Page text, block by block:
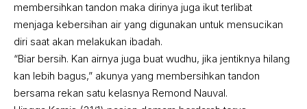
membersihkan tandon maka dirinya juga ikut terlibat
menjaga kebersihan air yang digunakan untuk mensucikan
diri saat akan melakukan ibadah.
“Biar bersih. Kan airnya juga buat wudhu, jika jentiknya hilang
kan lebih bagus,” akunya yang membersihkan tandon
bersama rekan satu kelasnya Remond Nauval.